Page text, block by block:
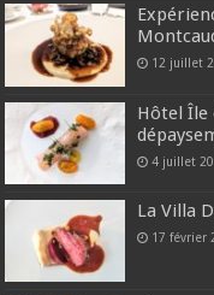
12 juillet
Hôtel Île
4 juillet
La Villa
17 février